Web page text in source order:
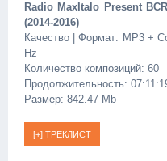
Radio MaxItalo Present
(2014-2016)
Качество | Формат: MP3 +
Hz
Количество композиций: 60
Продолжительность:
Размер: 842.47 Mb